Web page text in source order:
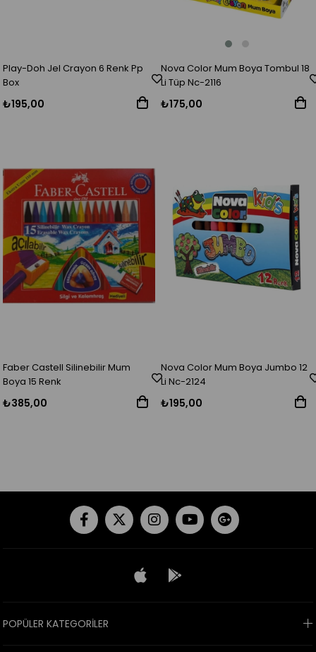
Play-Doh Jel Crayon 6 Renk Pp
Box
₺195,00
Nova Color Mum Boya Tombul 18
Li Tüp Nc-2116
₺175,00
Faber Castell Silinebilir Mum
Boya 15 Renk
₺385,00
Nova Color Mum Boya Jumbo 12
Li Nc-2124
₺195,00
POPÜLER KATEGORİLER